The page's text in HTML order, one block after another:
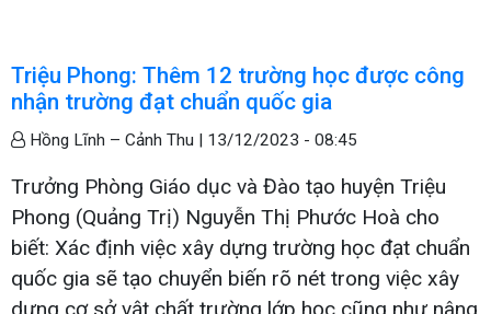
Triệu Phong: Thêm 12 trường học được công
nhận trường đạt chuẩn quốc gia
Hồng Lĩnh – Cảnh Thu | 13/12/2023 - 08:45
Trưởng Phòng Giáo dục và Đào tạo huyện Triệu
Phong (Quảng Trị) Nguyễn Thị Phước Hoà cho
biết: Xác định việc xây dựng trường học đạt chuẩn
quốc gia sẽ tạo chuyển biến rõ nét trong việc xây
dựng cơ sở vật chất trường lớp học cũng như nâng